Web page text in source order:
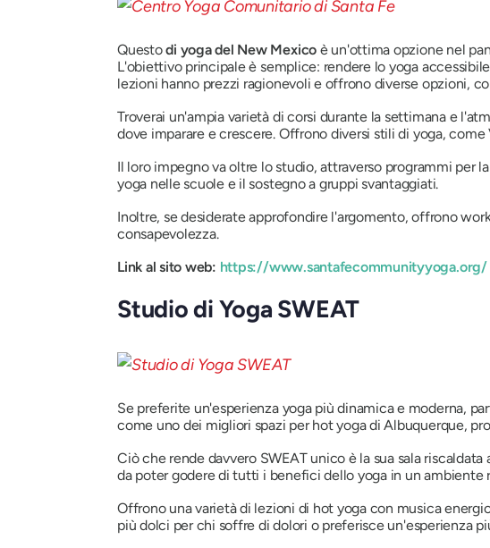
Questodi yoga del New Mexico è un'ottima opzione nel
L'obiettivo principale è semplice: rendere lo yoga
lezioni hanno prezzi ragionevoli e offrono diverse opzioni,
Troverai un'ampia varietà di corsi durante la settimana e
dove imparare e crescere. Offrono diversi stili di yoga,
Il loro impegno va oltre lo studio, attraverso programmi
yoga nelle scuole e il sostegno a gruppi svantaggiati.
Inoltre, se desiderate approfondire l'argomento, offrono
consapevolezza.
Link al sito web: https://www.santafecommunityyoga.org/
Studio di Yoga SWEAT
Se preferite un'esperienza yoga più dinamica e moderna,
come uno dei migliori spazi per hot yoga di Albuquerque,
Ciò che rende davvero SWEAT unico è la sua sala
da poter godere di tutti i benefici dello yoga in un ambiente
Offrono una varietà di lezioni di hot yoga con musica
più dolci per chi soffre di dolori o preferisce un'esperienza